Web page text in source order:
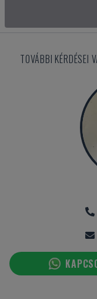
TOVÁBBI KÉRDÉSEI